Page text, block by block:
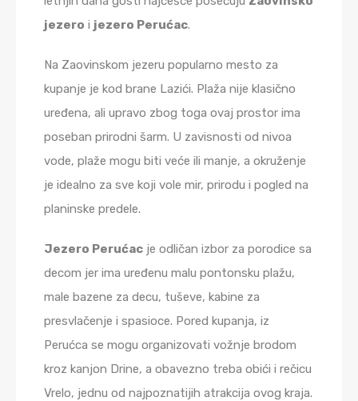
jezero i jezero Perućac.
Na Zaovinskom jezeru popularno mesto za
kupanje je kod brane Lazići. Plaža nije klasično
uređena, ali upravo zbog toga ovaj prostor ima
poseban prirodni šarm. U zavisnosti od nivoa
vode, plaže mogu biti veće ili manje, a okruženje
je idealno za sve koji vole mir, prirodu i pogled na
planinske predele.
Jezero Perućac je odličan izbor za porodice sa
decom jer ima uređenu malu pontonsku plažu,
male bazene za decu, tuševe, kabine za
presvlačenje i spasioce. Pored kupanja, iz
Perućca se mogu organizovati vožnje brodom
kroz kanjon Drine, a obavezno treba obići i rečicu
Vrelo, jednu od najpoznatijih atrakcija ovog kraja.